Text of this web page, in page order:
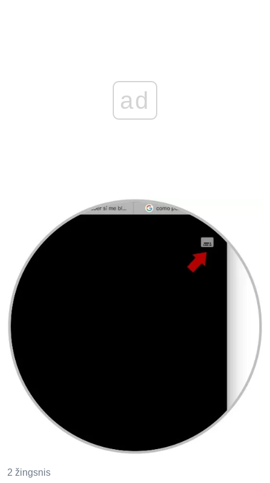
ad
2 žingsnis